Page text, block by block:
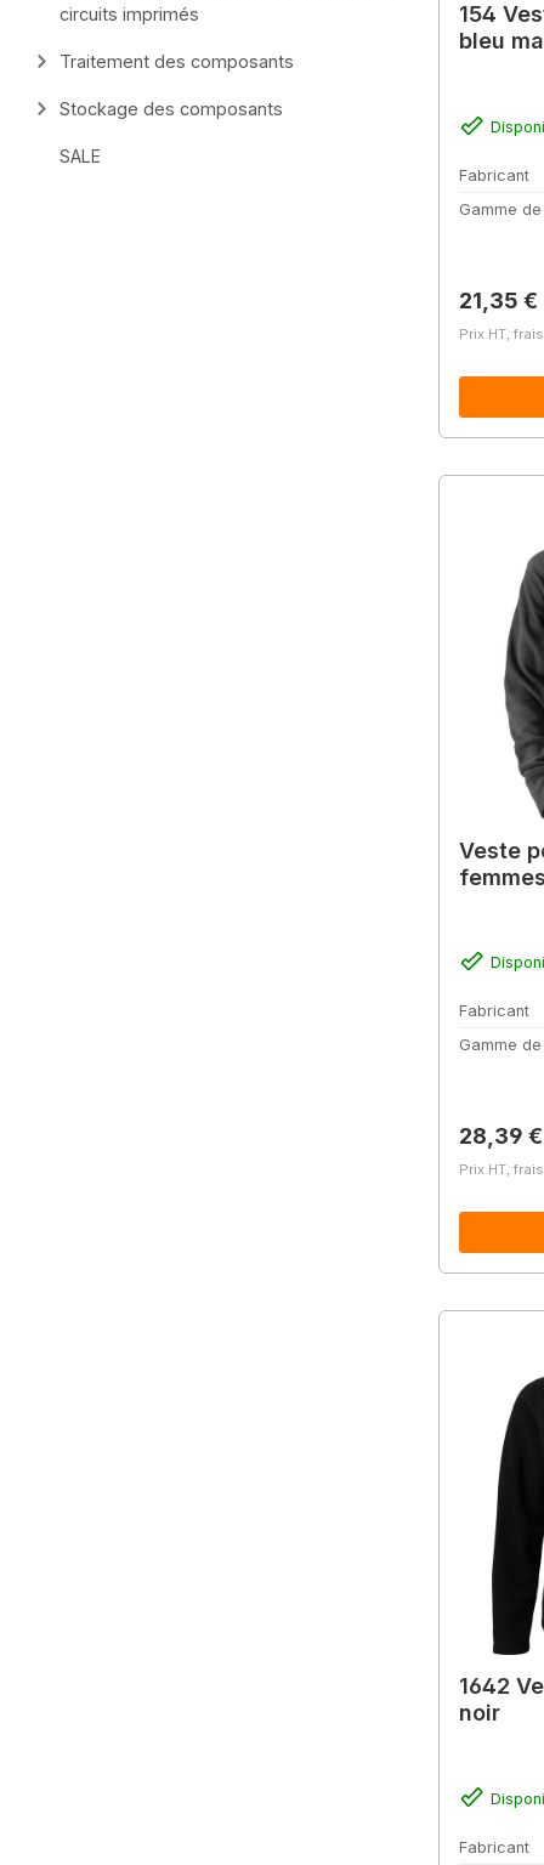
circuits imprimés
Traitement des composants
Stockage des composants
SALE
154
bleu
Fabricant
Gamme
Prix
21,35 €
Prix HT,
Veste
Fabricant
Gamme
Prix
28,39 €
Prix HT,
1642
noir
Fabricant